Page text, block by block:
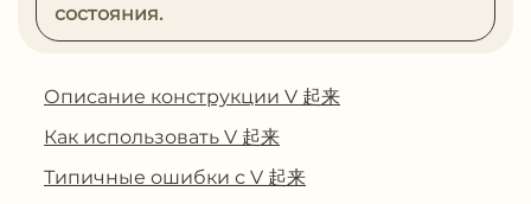
состояния.
Описание конструкции V 起来
Как использовать V 起来
Типичные ошибки с V 起来